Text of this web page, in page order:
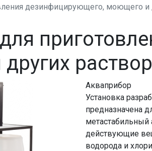
дезинфицирующего, моющего и
Акваприбор
Установка
предназначена
действующие
водорода и